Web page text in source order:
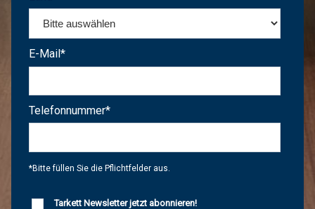
E-Mail *
Telefonnummer*
*Bitte füllen Sie die Pflichtfelder aus.
Tarkett Newsletter jetzt abonnieren!